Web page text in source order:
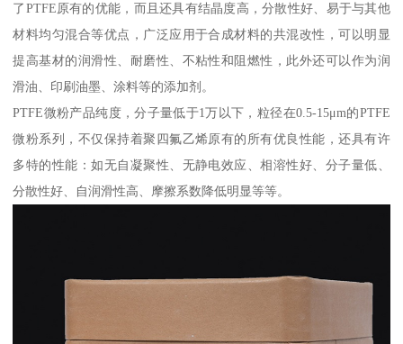
了PTFE原有的优能，而且还具有结晶度高，分散性好、易于与其他
材料均匀混合等优点，广泛应用于合成材料的共混改性，可以明显
提高基材的润滑性、耐磨性、不粘性和阻燃性，此外还可以作为润
滑油、印刷油墨、涂料等的添加剂。
PTFE微粉产品纯度，分子量低于1万以下，粒径在0.5-15μm的PTFE
微粉系列，不仅保持着聚四氟乙烯原有的所有优良性能，还具有许
多特的性能：如无自凝聚性、无静电效应、相溶性好、分子量低、
分散性好、自润滑性高、摩擦系数降低明显等等。